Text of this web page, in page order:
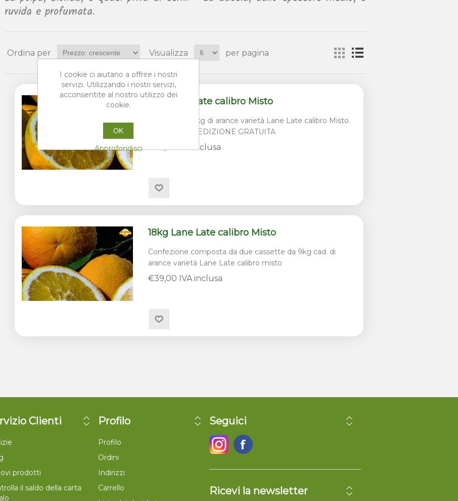
ruvida e profumata.
Ordina per Visualizza per pagina
9kg Lane Late calibro Misto
Cassetta da 9kg di arance varietà Lane Late calibro Misto.
SPECIALE SPEDIZIONE GRATUITA
€25,50 IVA inclusa
18kg Lane Late calibro Misto
Confezione composta da due cassette da 9kg cad. di
arance varietà Lane Late calibro misto
€39,00 IVA inclusa
Clienti
prodotti
il saldo della carta
Profilo
Profilo
Ordini
Indirizzi
Carrello
Seguici
Ricevi la newsletter
I cookie ci aiutano a offrire i nostri
servizi. Utilizzando i nostri servizi,
acconsentite al nostro utilizzo dei
cookie.
OK
Approfondisci